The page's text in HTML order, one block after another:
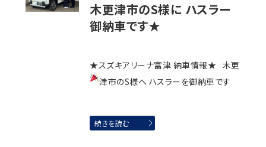
木更津市のS様に ハスラー
御納車です★
★スズキアリーナ富津 納車情報★ 木更
津市のS様へ ハスラーを御納車です
続きを読む